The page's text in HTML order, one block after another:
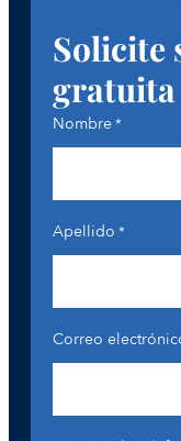
Solicite
gratuita
Nombre*
Apellido *
Correo